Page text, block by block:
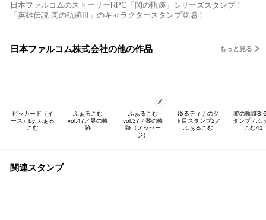
日本ファルコムのストーリーRPG「閃の軌跡」シリーズスタンプ！
「英雄伝説 閃の軌跡III」のキャラクタースタンプ登場！
日本ファルコム株式会社の他の作品 もっと見る
ピッカード（イ
ース）by ふぁる
こむ
ふぁるこむ
vol.47／界の軌
跡
ふぁるこむ
vol.37／黎の軌
跡（メッセー
ジ）
ゆるティナのジ
ト目スタンプ2／
ふぁるこむ
黎の軌跡
タンプ／ふ
こむ41
関連スタンプ